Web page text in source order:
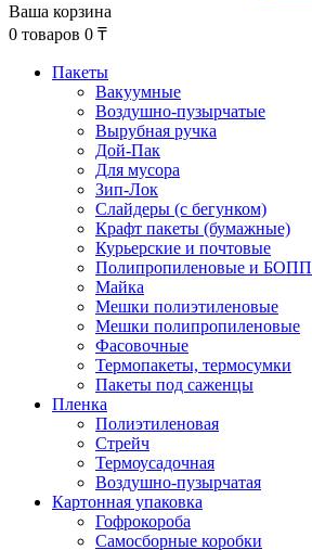
Ваша корзина
0 товаров 0 ₸
Пакеты
Вакуумные
Воздушно-пузырчатые
Вырубная ручка
Дой-Пак
Для мусора
Зип-Лок
Слайдеры (с бегунком)
Крафт пакеты (бумажные)
Курьерские и почтовые
Полипропиленовые и БОПП
Майка
Мешки полиэтиленовые
Мешки полипропиленовые
Фасовочные
Термопакеты, термосумки
Пакеты под саженцы
Пленка
Полиэтиленовая
Стрейч
Термоусадочная
Воздушно-пузырчатая
Картонная упаковка
Гофрокороба
Самосборные коробки